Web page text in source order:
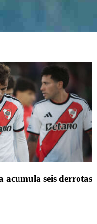
acumula seis derrotas